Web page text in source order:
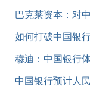
巴克莱资本：对
如何打破中国银
穆迪：中国银行
中国银行预计人